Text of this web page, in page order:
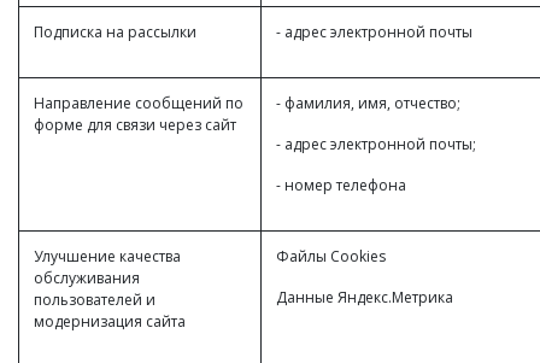
Подписка на рассылки - адрес электронной почты
Направление сообщений по
форме для связи через сайт
- фамилия, имя, отчество;
- адрес электронной почты;
- номер телефона
Улучшение качества
обслуживания
пользователей и
модернизация сайта
Файлы Cookies
Данные Яндекс.Метрика